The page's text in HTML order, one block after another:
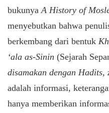
bukunya A History of
menyebutkan bahwa
berkembang dari bentuk
‘ala as-Sinin (Sejarah
disamakan dengan Hadits,
adalah informasi,
hanya memberikan